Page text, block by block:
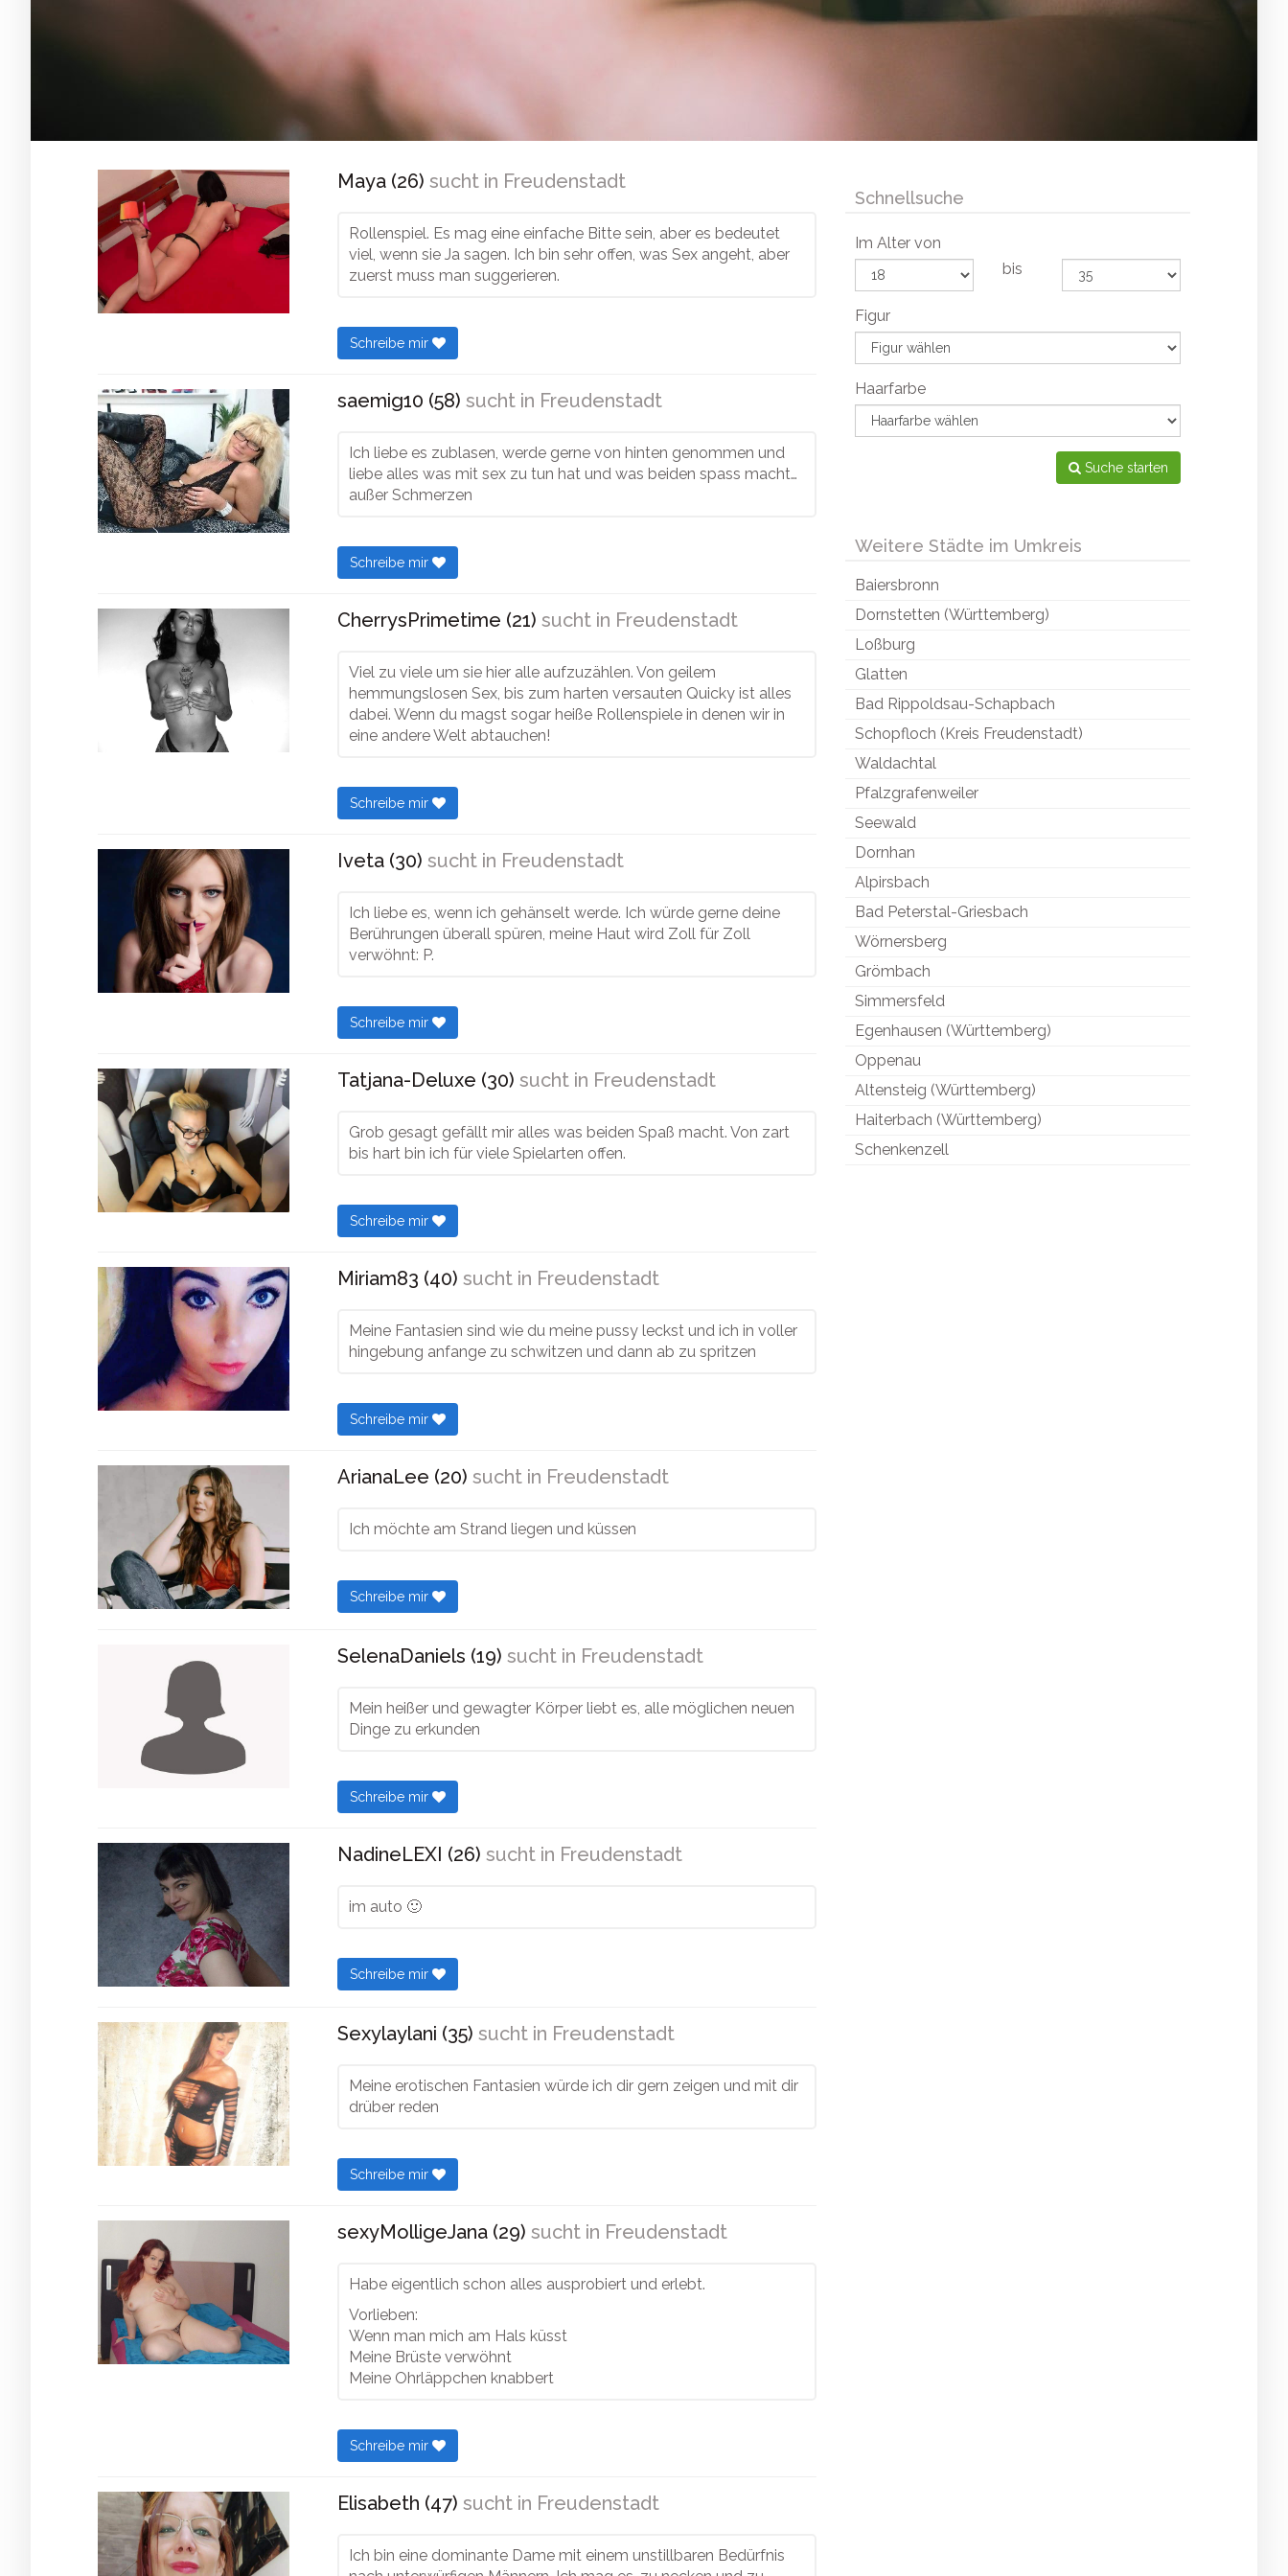
Maya (26) sucht in Freudenstadt
Rollenspiel. Es mag eine einfache Bitte sein, aber es bedeutet
viel, wenn sie Ja sagen. Ich bin sehr offen, was Sex angeht, aber
zuerst muss man suggerieren.
Schreibe mir
saemig10 (58) sucht in Freudenstadt
Ich liebe es zublasen, werde gerne von hinten genommen und
liebe alles was mit sex zu tun hat und was beiden spass macht…
außer Schmerzen
Schreibe mir
CherrysPrimetime (21) sucht in Freudenstadt
Viel zu viele um sie hier alle aufzuzählen. Von geilem
hemmungslosen Sex, bis zum harten versauten Quicky ist alles
dabei. Wenn du magst sogar heiße Rollenspiele in denen wir in
eine andere Welt abtauchen!
Schreibe mir
Iveta (30) sucht in Freudenstadt
Ich liebe es, wenn ich gehänselt werde. Ich würde gerne deine
Berührungen überall spüren, meine Haut wird Zoll für Zoll
verwöhnt: P.
Schreibe mir
Tatjana-Deluxe (30) sucht in Freudenstadt
Grob gesagt gefällt mir alles was beiden Spaß macht. Von zart
bis hart bin ich für viele Spielarten offen.
Schreibe mir
Miriam83 (40) sucht in Freudenstadt
Meine Fantasien sind wie du meine pussy leckst und ich in voller
hingebung anfange zu schwitzen und dann ab zu spritzen
Schreibe mir
ArianaLee (20) sucht in Freudenstadt
Ich möchte am Strand liegen und küssen
Schreibe mir
SelenaDaniels (19) sucht in Freudenstadt
Mein heißer und gewagter Körper liebt es, alle möglichen neuen
Dinge zu erkunden
Schreibe mir
NadineLEXI (26) sucht in Freudenstadt
im auto 🙂
Schreibe mir
Sexylaylani (35) sucht in Freudenstadt
Meine erotischen Fantasien würde ich dir gern zeigen und mit dir
drüber reden
Schreibe mir
sexyMolligeJana (29) sucht in Freudenstadt
Habe eigentlich schon alles ausprobiert und erlebt.
Vorlieben:
Wenn man mich am Hals küsst
Meine Brüste verwöhnt
Meine Ohrläppchen knabbert
Schreibe mir
Elisabeth (47) sucht in Freudenstadt
Ich bin eine dominante Dame mit einem unstillbaren Bedürfnis
Schnellsuche
Im Alter von
bis
Figur
Haarfarbe
Suche starten
Weitere Städte im Umkreis
Baiersbronn
Dornstetten (Württemberg)
Loßburg
Glatten
Bad Rippoldsau-Schapbach
Schopfloch (Kreis Freudenstadt)
Waldachtal
Pfalzgrafenweiler
Seewald
Dornhan
Alpirsbach
Bad Peterstal-Griesbach
Wörnersberg
Grömbach
Simmersfeld
Egenhausen (Württemberg)
Oppenau
Altensteig (Württemberg)
Haiterbach (Württemberg)
Schenkenzell